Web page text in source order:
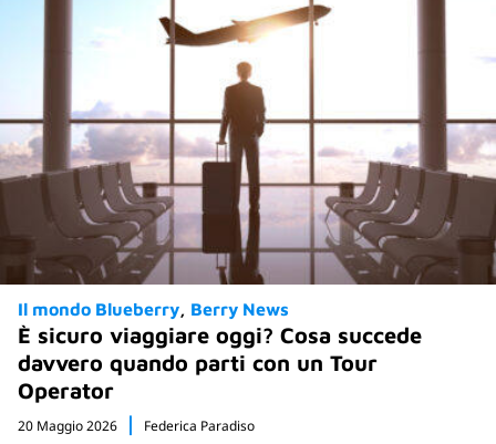
Il mondo Blueberry Berry News
È sicuro viaggiare oggi? Cosa succede
davvero quando parti con un Tour
Operator
20 Maggio 2026 Federica Paradiso